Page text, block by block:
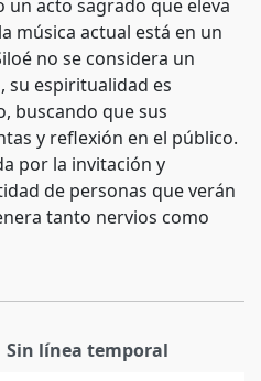
acto sagrado que eleva
música actual está en un
no se considera un
su espiritualidad es
buscando que sus
y reflexión en el público.
por la invitación y
de personas que verán
tanto nervios como
Sin línea temporal